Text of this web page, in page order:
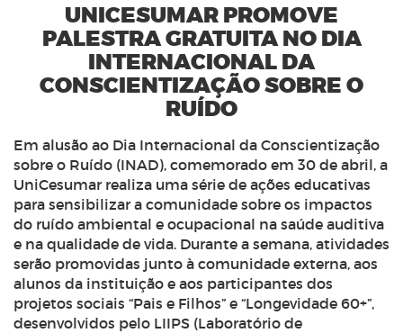
UNICESUMAR PROMOVE
PALESTRA GRATUITA NO DIA
INTERNACIONAL DA
CONSCIENTIZAÇÃO SOBRE O
RUÍDO
Em alusão ao Dia Internacional da Conscientização
sobre o Ruído (INAD), comemorado em 30 de abril, a
UniCesumar realiza uma série de ações educativas
para sensibilizar a comunidade sobre os impactos
do ruído ambiental e ocupacional na saúde auditiva
e na qualidade de vida. Durante a semana, atividades
serão promovidas junto à comunidade externa, aos
alunos da instituição e aos participantes dos
projetos sociais “Pais e Filhos” e “Longevidade 60+”,
desenvolvidos pelo LIIPS (Laboratório de